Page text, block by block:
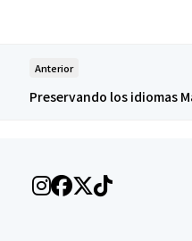
Anterior
Preservando los idiomas